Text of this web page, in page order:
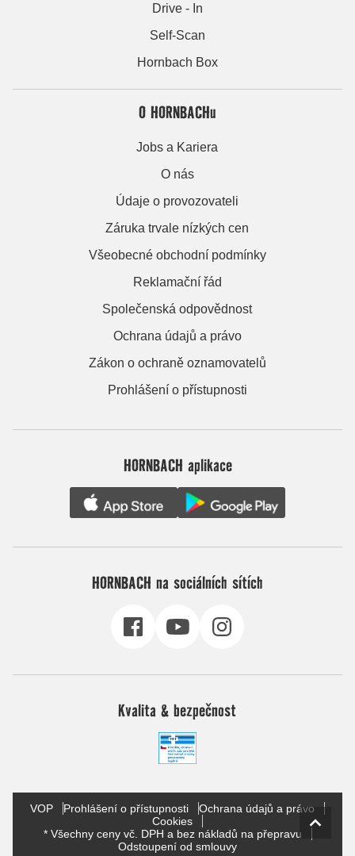
Drive - In
Self-Scan
Hornbach Box
O HORNBACHu
Jobs a Kariera
O nás
Údaje o provozovateli
Záruka trvale nízkých cen
Všeobecné obchodní podmínky
Reklamační řád
Společenská odpovědnost
Ochrana údajů a právo
Zákon o ochraně oznamovatelů
Prohlášení o přístupnosti
HORNBACH aplikace
HORNBACH na sociálních sítích
Kvalita & bezpečnost
VOP Prohlášení o přístupnosti
Ochrana údajů a právo
Cookies
* Všechny ceny vč. DPH a bez nákladů na přepravu
Odstoupení od smlouvy